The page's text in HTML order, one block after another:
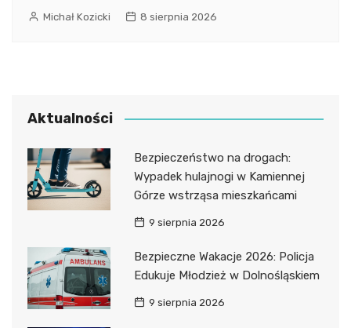
Michał Kozicki 8 sierpnia 2026
Aktualności
Bezpieczeństwo na drogach:
Wypadek hulajnogi w Kamiennej
Górze wstrząsa mieszkańcami
9 sierpnia 2026
Bezpieczne Wakacje 2026: Policja
Edukuje Młodzież w Dolnośląskiem
9 sierpnia 2026